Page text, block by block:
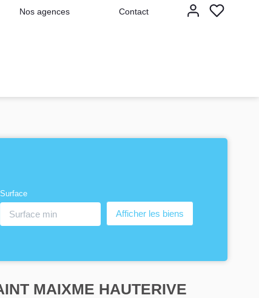
Nos agences Contact
Surface
MAIXME HAUTERIVE